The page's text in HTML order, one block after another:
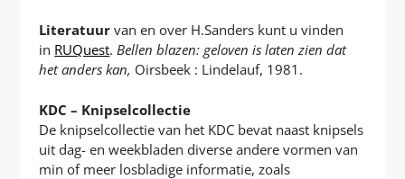
Literatuur van en over H.Sanders kunt u vinden
in RUQuest.Bellen blazen: geloven is laten zien dat
het anders kan, Oirsbeek : Lindelauf, 1981.
KDC – Knipselcollectie
De knipselcollectie van het KDC bevat naast knipsels
uit dag- en weekbladen diverse andere vormen van
min of meer losbladige informatie, zoals